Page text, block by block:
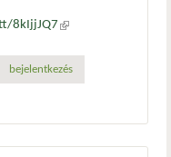
8kIjjJQ7 (külső
bejelentkezés